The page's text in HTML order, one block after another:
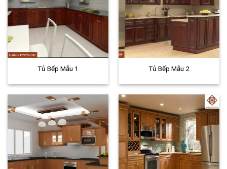
Tủ Bếp Mẫu 1 Tủ Bếp Mẫu 2